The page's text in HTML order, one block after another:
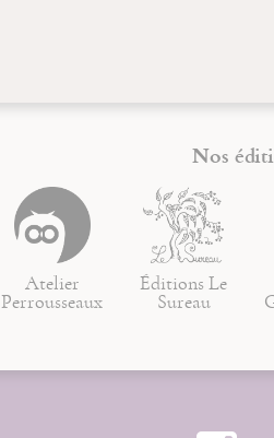
Nos
Atelier
Perrousseaux
Éditions Le
Sureau